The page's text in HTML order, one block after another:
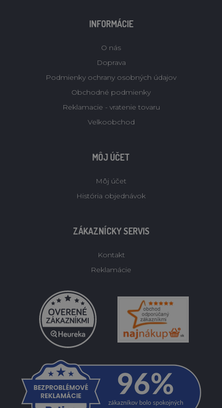
INFORMÁCIE
O nás
Doprava
Podmienky ochrany osobných údajov
Obchodné podmienky
Reklamacie - vratenie tovaru
Velkoobchod
MÔJ ÚČET
Môj účet
História objednávok
ZÁKAZNÍCKY SERVIS
Kontakt
Reklamácie